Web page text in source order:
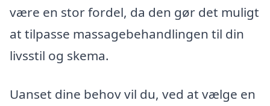
være en stor fordel, da den gør det muligt
at tilpasse massagebehandlingen til din
livsstil og skema.
Uanset dine behov vil du, ved at vælge en